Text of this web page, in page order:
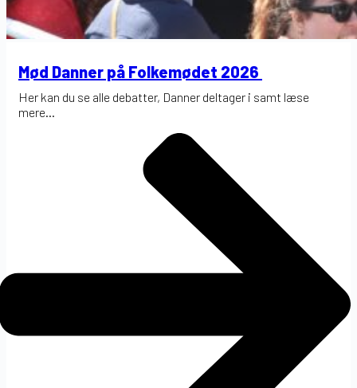
Mød Danner på Folkemødet 2026
Her kan du se alle debatter, Danner deltager i samt læse
mere...